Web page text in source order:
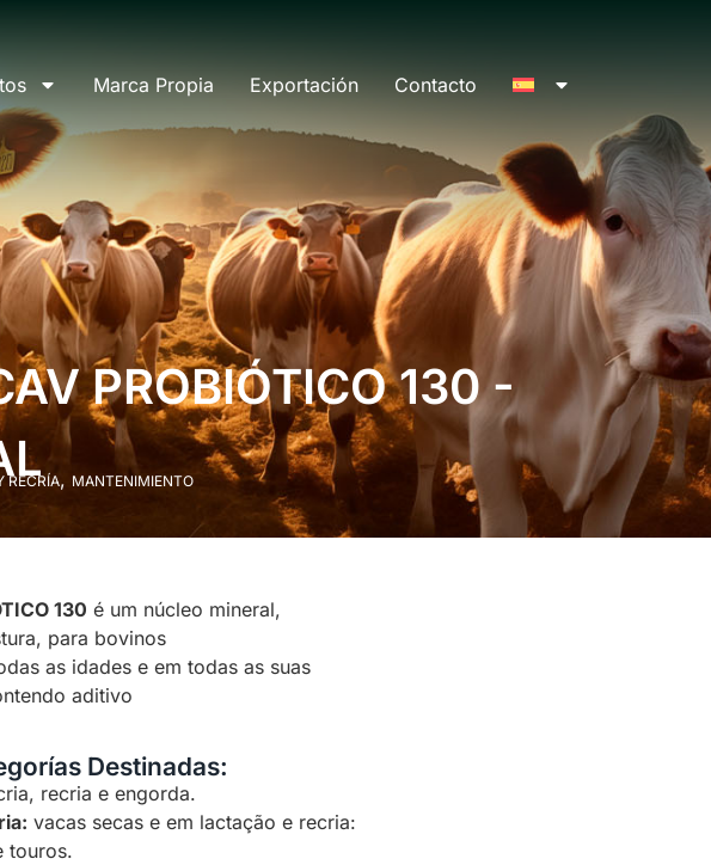
Marca Propia Exportación Contacto
PROBIÓTICO 130 -
RECRÍA, MANTENIMIENTO
130 é um núcleo mineral,
para bovinos
as idades e em todas as suas
aditivo
Destinadas:
recria e engorda.
vacas secas e em lactação e recria:
touros.